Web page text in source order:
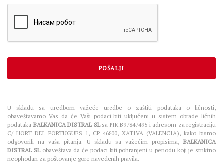
U skladu sa uredbom važeće uredbe o zaštiti podataka o ličnosti,
obaveštavamo Vas da će Vaši podaci biti uključeni u sistem obrade ličnih
podataka BALKANICA DISTRAL SLsa PIK B97847495 i adresom za registraciju
C/ HORT DEL PORTUGUES 1, CP 46800, XATIVA (VALENCIA), kako bismo
odgovorili na vaša pitanja. U skladu sa važećim propisima, BALKANICA
DISTRAL SLobaveštava da će podaci biti pohranjeni u periodu koji je striktno
neophodan za poštovanje gore navedenih pravila.